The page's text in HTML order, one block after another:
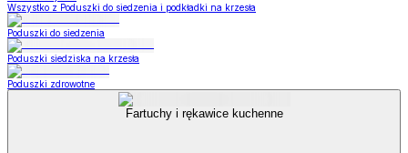
Wszystko z Poduszki do siedzenia i podkładki na krzesła
Poduszki do siedzenia
Poduszki siedziska na krzesła
Poduszki zdrowotne
Fartuchy i rękawice kuchenne